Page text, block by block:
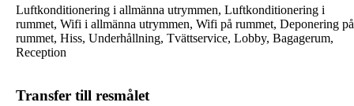
Luftkonditionering i allmänna utrymmen, Luftkonditionering i
rummet, Wifi i allmänna utrymmen, Wifi på rummet, Deponering på
rummet, Hiss, Underhållning, Tvättservice, Lobby, Bagagerum,
Reception
Transfer till resmålet